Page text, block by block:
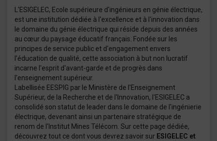
L'ESIGELEC, Ecole supérieure d'ingénieurs en génie électrique,
est une institution dédiée à l'excellence et à l'innovation dans
le domaine du génie électrique qui réside depuis des années
au cœur du paysage éducatif français. Fondée sur les
principes de service public et d'engagement envers
l'éducation de qualité, cette association à but non lucratif
incarne l'esprit d'avant-garde et de progrès dans
l'enseignement supérieur.
Labellisée EESPIG par le Ministère de l'Enseignement
Supérieur, de la Recherche et de l'Innovation, l'ESIGELEC a
consolidé son statut de leader dans le domaine de l'ingénierie
électrique, devenant ainsi un partenaire stratégique de
renom de l'Institut Mines Télécom. Sur cette page dédiée,
découvrez tout ce dont vous devrez savoir sur ESIGELEC et